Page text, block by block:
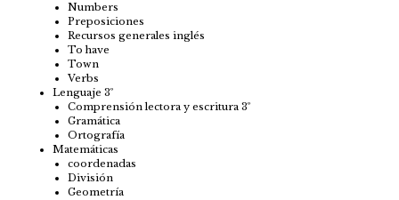
Numbers
Preposiciones
Recursos generales inglés
To have
Town
Verbs
Lenguaje 3º
Comprensión lectora y escritura 3º
Gramática
Ortografía
Matemáticas
coordenadas
División
Geometría